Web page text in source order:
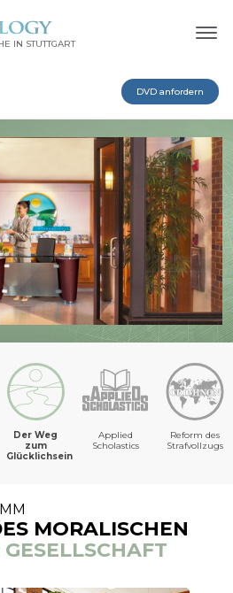
IN STUTTGART
DVD anfordern
Der Weg
zum
Glücklichsein
Applied
Scholastics
Reform des
Strafvollzugs
MORALISCHEN